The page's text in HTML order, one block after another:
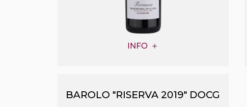
INFO
BAROLO "RISERVA 2019" DOCG